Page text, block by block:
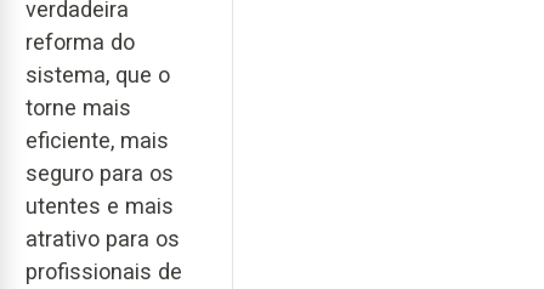
verdadeira
reforma do
sistema, que o
torne mais
eficiente, mais
seguro para os
utentes e mais
atrativo para os
profissionais de